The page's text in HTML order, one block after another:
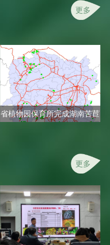
更多
省植物园保育所完成湖南苦苣
更多